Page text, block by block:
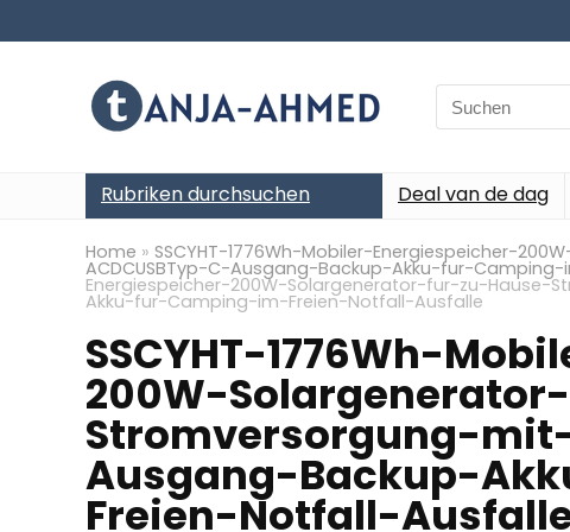
Search
for:
Rubriken durchsuchen Deal van de dag
Home » SSCYHT-1776Wh-Mobiler-Energiespeicher-
ACDCUSBTyp-C-Ausgang-Backup-Akku-fur-
Energiespeicher-200W-Solargenerator-fur-zu-Hause-
Akku-fur-Camping-im-Freien-Notfall-Ausfalle
SSCYHT-1776Wh-
200W-
Stromversorgung-mit-
Ausgang-Backup-
Freien-Notfall-